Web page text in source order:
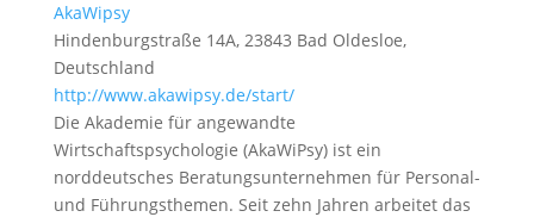
AkaWipsy
Hindenburgstraße 14A, 23843 Bad Oldesloe,
Deutschland
http://www.akawipsy.de/start/
Die Akademie für angewandte
Wirtschaftspsychologie (AkaWiPsy) ist ein
norddeutsches Beratungsunternehmen für Personal-
und Führungsthemen. Seit zehn Jahren arbeitet das